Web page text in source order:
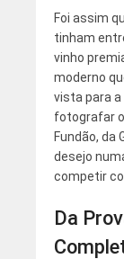
Foi assim
tinham
vinho
moderno
vista para
fotografar o
Fundão, da
desejo
competir
Da